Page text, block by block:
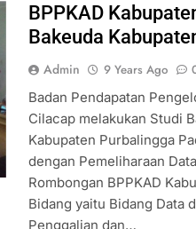
BPPKAD
Bakeuda
Admin 9 Years Ago
Badan Pendapatan
Cilacap melakukan Studi
Kabupaten Purbalingga
dengan Pemeliharaan
Rombongan BPPKAD
Bidang yaitu Bidang Data
Penggalian dan…